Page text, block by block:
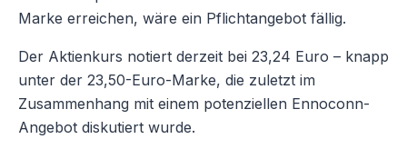
Marke erreichen, wäre ein Pflichtangebot fällig.
Der Aktienkurs notiert derzeit bei 23,24 Euro – knapp
unter der 23,50-Euro-Marke, die zuletzt im
Zusammenhang mit einem potenziellen Ennoconn-
Angebot diskutiert wurde.